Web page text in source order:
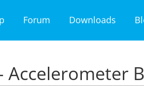
Forum Downloads
Accelerometer